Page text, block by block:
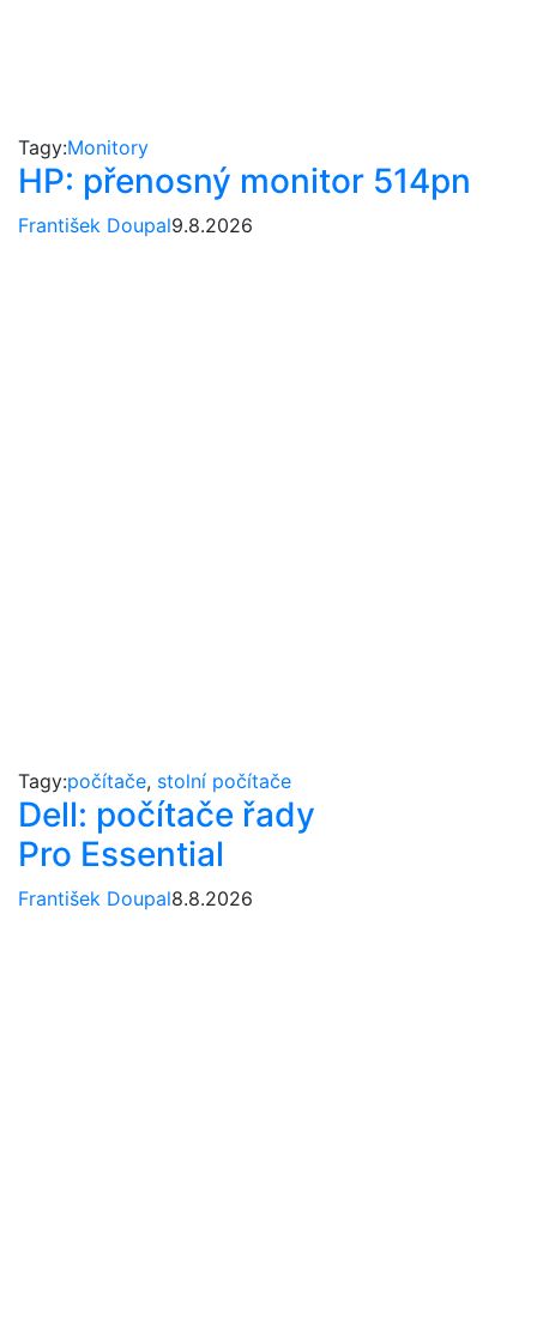
Tagy:Monitory
HP: přenosný monitor 514pn
František Doupal9.8.2026
Tagy:počítače, stolní počítače
Dell: počítače řady
Pro Essential
František Doupal8.8.2026